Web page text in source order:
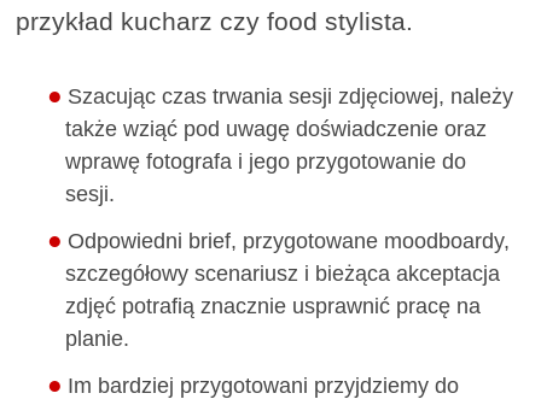
przykład kucharz czy food stylista.
Szacując czas trwania sesji zdjęciowej, należy
także wziąć pod uwagę doświadczenie oraz
wprawę fotografa i jego przygotowanie do
sesji.
Odpowiedni brief, przygotowane moodboardy,
szczegółowy scenariusz i bieżąca akceptacja
zdjęć potrafią znacznie usprawnić pracę na
planie.
Im bardziej przygotowani przyjdziemy do